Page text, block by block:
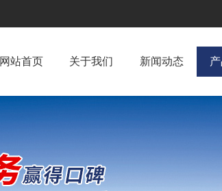
网站首页 关于我们 新闻动态